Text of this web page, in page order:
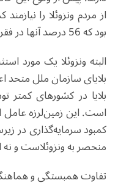
از مردم ونزوئلا را
بود که 56 درصد آنها در فقر مطلق زندگی می‌کردند.
البته ونزوئلا یک مورد
بلایای سازمان ملل متحد
است. این زمین‌لرزه عامل
کمبود سرمایه‌گذاری در
منحصر به ونزوئلاست و نه
تفاوت همبستگی و